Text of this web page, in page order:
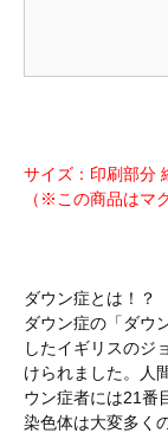
サイズ：印刷部分
（※この商品はマ
ダウン症とは！？
ダウン症の「ダウ
したイギリスのジ
けられました。人
ウン症者には21番
染色体は大変多く